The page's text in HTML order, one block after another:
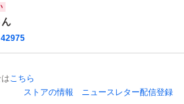
付き
42975
こちら
ストアの情報
ニュースレター配信登録